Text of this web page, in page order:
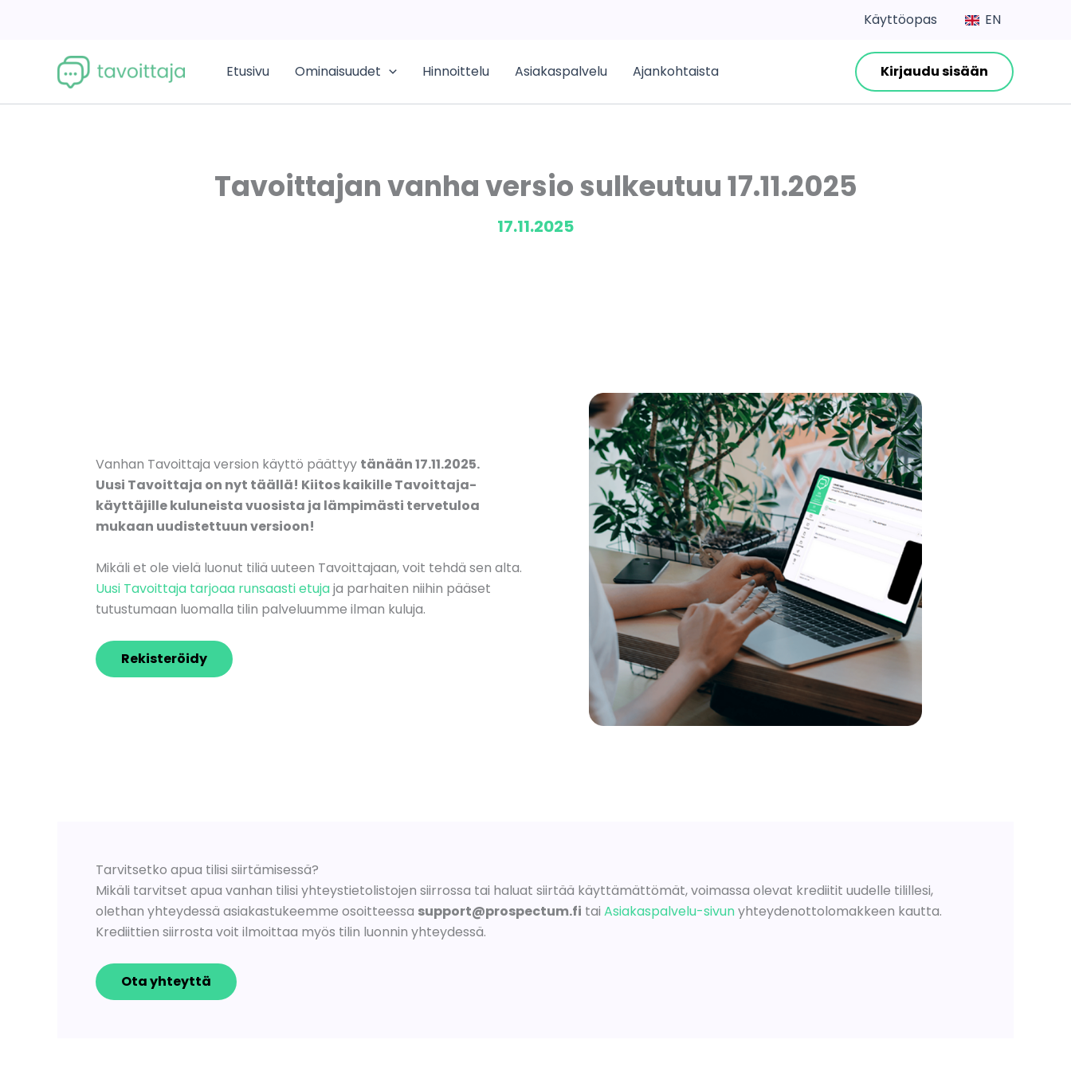
Käyttöopas EN
Etusivu Ominaisuudet Hinnoittelu Asiakaspalvelu Ajankohtaista Kirjaudu sisään
Tavoittajan vanha versio sulkeutuu 17.11.2025
17.11.2025
Vanhan Tavoittaja version käyttö päättyy tänään 17.11.2025.
Uusi Tavoittaja on nyt täällä! Kiitos kaikille Tavoittaja-
käyttäjille kuluneista vuosista ja lämpimästi tervetuloa
mukaan uudistettuun versioon!
Mikäli et ole vielä luonut tiliä uuteen Tavoittajaan, voit tehdä sen alta.
Uusi Tavoittaja tarjoaa runsaasti etujaja parhaiten niihin pääset
tutustumaan luomalla tilin palveluumme ilman kuluja.
Rekisteröidy
Tarvitsetko apua tilisi siirtämisessä?
Mikäli tarvitset apua vanhan tilisi yhteystietolistojen siirrossa tai haluat siirtää käyttämättömät, voimassa olevat krediitit uudelle tilillesi,
olethan yhteydessä asiakastukeemme osoitteessa support@prospectum.fi tai Asiakaspalvelu-sivunyhteydenottolomakkeen kautta.
Krediittien siirrosta voit ilmoittaa myös tilin luonnin yhteydessä.
Ota yhteyttä